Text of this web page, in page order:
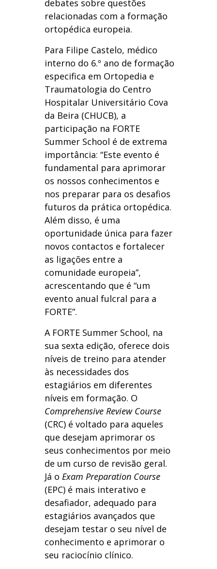
debates sobre questões
relacionadas com a formação
ortopédica europeia.
Para Filipe Castelo, médico
interno do 6.º ano de formação
especifica em Ortopedia e
Traumatologia do Centro
Hospitalar Universitário Cova
da Beira (CHUCB), a
participação na FORTE
Summer School é de extrema
importância: “Este evento é
fundamental para aprimorar
os nossos conhecimentos e
nos preparar para os desafios
futuros da prática ortopédica.
Além disso, é uma
oportunidade única para fazer
novos contactos e fortalecer
as ligações entre a
comunidade europeia”,
acrescentando que é “um
evento anual fulcral para a
FORTE”.
A FORTE Summer School, na
sua sexta edição, oferece dois
níveis de treino para atender
às necessidades dos
estagiários em diferentes
níveis em formação. O
Comprehensive Review Course
(CRC) é voltado para aqueles
que desejam aprimorar os
seus conhecimentos por meio
de um curso de revisão geral.
Já o Exam Preparation Course
(EPC) é mais interativo e
desafiador, adequado para
estagiários avançados que
desejam testar o seu nível de
conhecimento e aprimorar o
seu raciocínio clínico.